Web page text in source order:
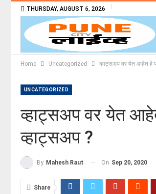
THURSDAY, AUGUST 6, 2026
Home Uncategorized व्हाट्सअप वर येत आहेत हे
UNCATEGORIZED
व्हाट्सअप वर येत
व्हाट्सअप ?
By Mahesh Raut On Sep 20, 2020
Share